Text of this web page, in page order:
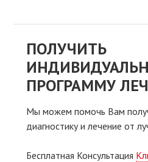
ПОЛУЧИТЬ
ПРОГРАММУ
Мы можем помочь Вам
диагностику и лечение от
Бесплатная Консультация